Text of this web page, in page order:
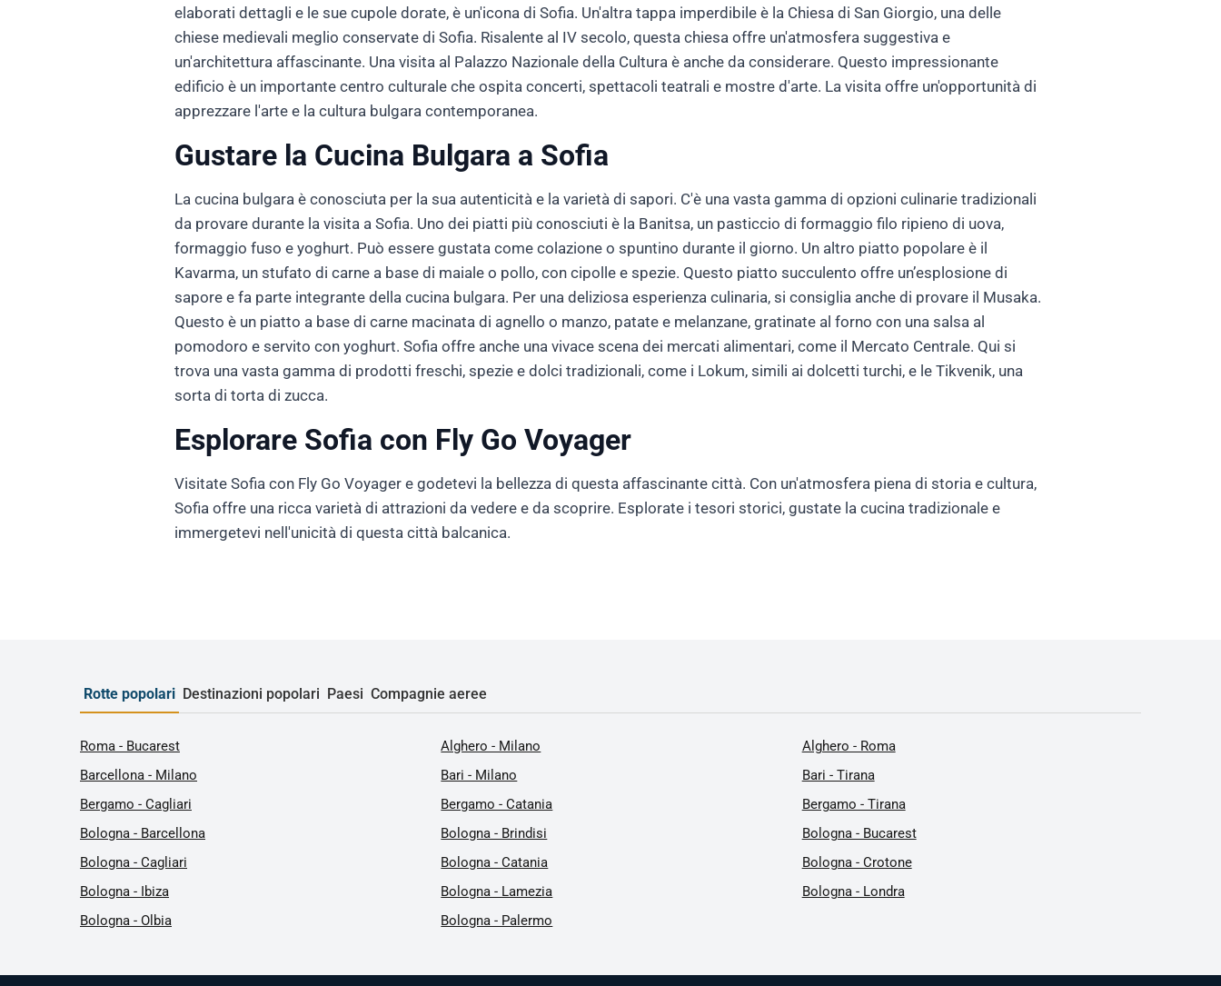
elaborati dettagli e le sue cupole dorate, è un'icona di Sofia. Un'altra tappa imperdibile è la Chiesa di San Giorgio, una delle
chiese medievali meglio conservate di Sofia. Risalente al IV secolo, questa chiesa offre un'atmosfera suggestiva e
un'architettura affascinante. Una visita al Palazzo Nazionale della Cultura è anche da considerare. Questo impressionante
edificio è un importante centro culturale che ospita concerti, spettacoli teatrali e mostre d'arte. La visita offre un'opportunità di
apprezzare l'arte e la cultura bulgara contemporanea.
Gustare la Cucina Bulgara a Sofia
La cucina bulgara è conosciuta per la sua autenticità e la varietà di sapori. C'è una vasta gamma di opzioni culinarie tradizionali
da provare durante la visita a Sofia. Uno dei piatti più conosciuti è la Banitsa, un pasticcio di formaggio filo ripieno di uova,
formaggio fuso e yoghurt. Può essere gustata come colazione o spuntino durante il giorno. Un altro piatto popolare è il
Kavarma, un stufato di carne a base di maiale o pollo, con cipolle e spezie. Questo piatto succulento offre un’esplosione di
sapore e fa parte integrante della cucina bulgara. Per una deliziosa esperienza culinaria, si consiglia anche di provare il Musaka.
Questo è un piatto a base di carne macinata di agnello o manzo, patate e melanzane, gratinate al forno con una salsa al
pomodoro e servito con yoghurt. Sofia offre anche una vivace scena dei mercati alimentari, come il Mercato Centrale. Qui si
trova una vasta gamma di prodotti freschi, spezie e dolci tradizionali, come i Lokum, simili ai dolcetti turchi, e le Tikvenik, una
sorta di torta di zucca.
Esplorare Sofia con Fly Go Voyager
Visitate Sofia con Fly Go Voyager e godetevi la bellezza di questa affascinante città. Con un'atmosfera piena di storia e cultura,
Sofia offre una ricca varietà di attrazioni da vedere e da scoprire. Esplorate i tesori storici, gustate la cucina tradizionale e
immergetevi nell'unicità di questa città balcanica.
Rotte popolari Destinazioni popolari Paesi Compagnie aeree
Roma - Bucarest Alghero - Milano
Alghero - Roma
Barcellona - Milano
Bari - Milano
Bari - Tirana
Bergamo - Cagliari
Bergamo - Catania
Bergamo - Tirana
Bologna - Barcellona
Bologna - Brindisi
Bologna - Bucarest
Bologna - Cagliari
Bologna - Catania
Bologna - Crotone
Bologna - Ibiza
Bologna - Lamezia
Bologna - Londra
Bologna - Olbia
Bologna - Palermo